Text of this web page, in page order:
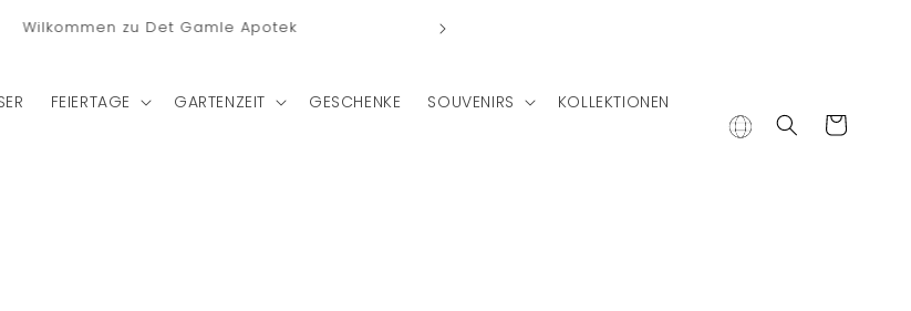
nach Deutschland bei einem Bestellwert
von €75
FEIERTAGE GARTENZEIT GESCHENKE SOUVENIRS KOLLEKTIONEN
Warenkorb